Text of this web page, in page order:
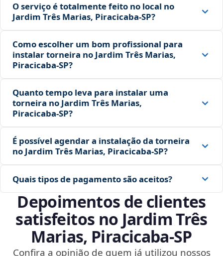
O serviço é totalmente feito no local no
Jardim Três Marias, Piracicaba‑SP?
Como escolher um bom profissional para
instalar torneira no Jardim Três Marias,
Piracicaba‑SP?
Quanto tempo leva para instalar uma
torneira no Jardim Três Marias,
Piracicaba‑SP?
É possível agendar a instalação da torneira
no Jardim Três Marias, Piracicaba‑SP?
Quais tipos de pagamento são aceitos?
Depoimentos de clientes
satisfeitos no Jardim Três
Marias, Piracicaba‑SP
Confira a opinião de quem já utilizou nossos